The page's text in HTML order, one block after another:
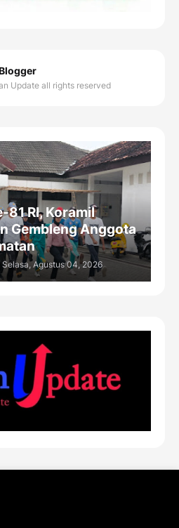
Update all rights reserved
81 RI, Koramil
Gembleng Anggota
Selasa, Agustus 04, 2026